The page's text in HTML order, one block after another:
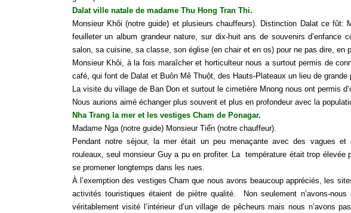
Dalat ville natale de madame Thu Hong Tran Thi.
Monsieur Khôi (notre guide) et plusieurs chauffeurs). Distinction Dalat ce
feuilleter un album grandeur nature, sur dix-huit ans de souvenirs
salon, sa cuisine, sa classe, son église (en chair et en os) pour ne pas dire, en
Monsieur Khôi, à la fois maraîcher et horticulteur nous a surtout permis de
café, qui font de Dalat et Buôn Mê Thuột, des Hauts-Plateaux un lieu de grande
La visite du village de Ban Don et surtout le cimetière Mnong nous ont permis
Nous aurions aimé échanger plus souvent et plus en profondeur avec la
Nha Trang la mer et les vestiges Cham de Ponagar.
Madame Nga (notre guide) Monsieur Tiến (notre chauffeur).
Pendant notre séjour, la mer était un peu menaçante avec des vagues et
rouleaux, seul monsieur Guy a pu en profiter. La température était trop élevée
se promener longtemps dans les rues.
À l’exemption des vestiges Cham que nous avons beaucoup appréciés, les
activités touristiques étaient de piètre qualité. Non seulement n’avons-nous
véritablement visité l’intérieur d’un village de pêcheurs mais nous n’avons